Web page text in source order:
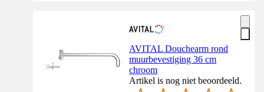
AVITAL Douchearm rond
muurbevestiging 36 cm
chroom
Artikel is nog niet beoordeeld.